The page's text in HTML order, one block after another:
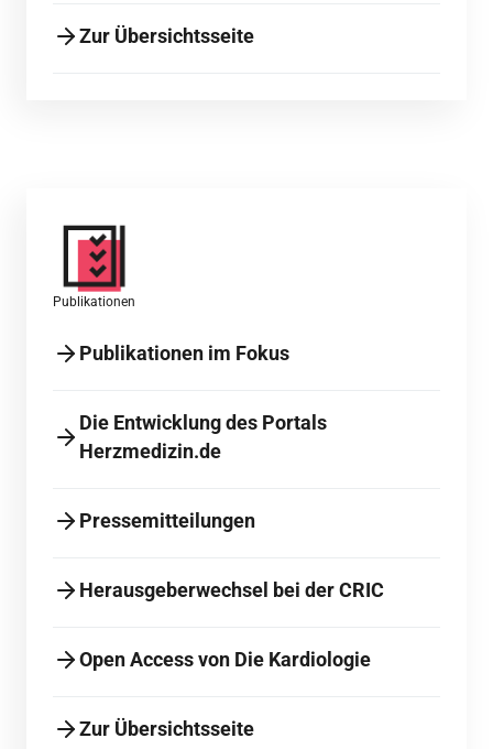
Zur Übersichtsseite
Publikationen
Publikationen im Fokus
Die Entwicklung des Portals
Herzmedizin.de
Pressemitteilungen
Herausgeberwechsel bei der CRIC
Open Access von Die Kardiologie
Zur Übersichtsseite